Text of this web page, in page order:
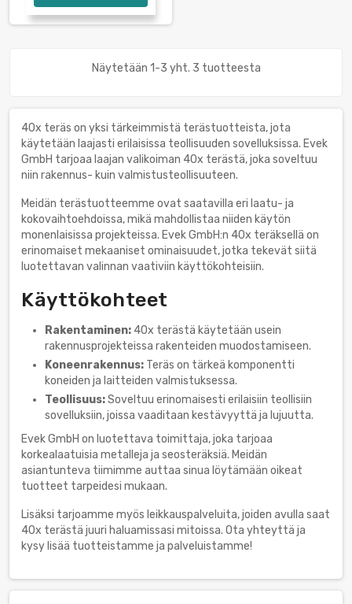
Näytetään 1-3 yht. 3 tuotteesta
40x teräs on yksi tärkeimmistä terästuotteista, jota
käytetään laajasti erilaisissa teollisuuden sovelluksissa. Evek
GmbH tarjoaa laajan valikoiman 40x terästä, joka soveltuu
niin rakennus- kuin valmistusteollisuuteen.
Meidän terästuotteemme ovat saatavilla eri laatu- ja
kokovaihtoehdoissa, mikä mahdollistaa niiden käytön
monenlaisissa projekteissa. Evek GmbH:n 40x teräksellä on
erinomaiset mekaaniset ominaisuudet, jotka tekevät siitä
luotettavan valinnan vaativiin käyttökohteisiin.
Käyttökohteet
Rakentaminen: 40x terästä käytetään usein
rakennusprojekteissa rakenteiden muodostamiseen.
Koneenrakennus: Teräs on tärkeä komponentti
koneiden ja laitteiden valmistuksessa.
Teollisuus:Soveltuu erinomaisesti erilaisiin teollisiin
sovelluksiin, joissa vaaditaan kestävyyttä ja lujuutta.
Evek GmbH on luotettava toimittaja, joka tarjoaa
korkealaatuisia metalleja ja seosteräksiä. Meidän
asiantunteva tiimimme auttaa sinua löytämään oikeat
tuotteet tarpeidesi mukaan.
Lisäksi tarjoamme myös leikkauspalveluita, joiden avulla saat
40x terästä juuri haluamissasi mitoissa. Ota yhteyttä ja
kysy lisää tuotteistamme ja palveluistamme!